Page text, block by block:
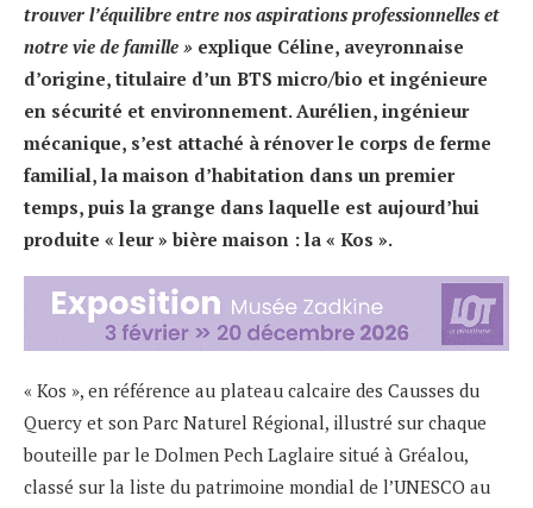
trouver l’équilibre entre nos aspirations professionnelles et
notre vie de famille » explique Céline, aveyronnaise
d’origine, titulaire d’un BTS micro/bio et ingénieure
en sécurité et environnement. Aurélien, ingénieur
mécanique, s’est attaché à rénover le corps de ferme
familial, la maison d’habitation dans un premier
temps, puis la grange dans laquelle est aujourd’hui
produite « leur » bière maison : la « Kos ».
« Kos », en référence au plateau calcaire des Causses du
Quercy et son Parc Naturel Régional, illustré sur chaque
bouteille par le Dolmen Pech Laglaire situé à Gréalou,
classé sur la liste du patrimoine mondial de l’UNESCO au